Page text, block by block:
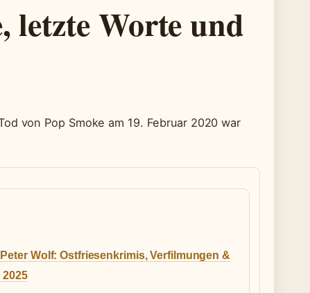
letzte Worte und
von Pop Smoke am 19. Februar 2020 war
Wolf: Ostfriesenkrimis, Verfilmungen &
2025